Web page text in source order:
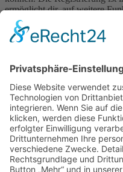
ermöglicht dir, auf weitere
Administration kann
Berechtigungen zuweisen.
Nutzungsbedingungen und
wenn du dich in diesem Board
Nutzungsbedingungen|
Registrieren
Foren-Übersicht
Alle Zeiten sind
Alle Cookies löschen